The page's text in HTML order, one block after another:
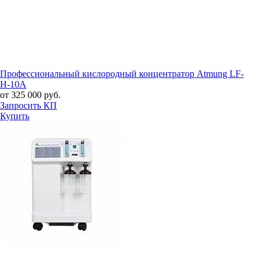
Профессиональный кислородный концентратор Atmung LF-
H-10A
от 325 000 руб.
Запросить КП
Купить